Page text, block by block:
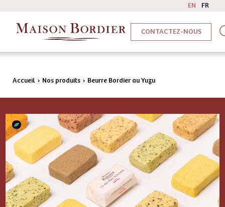
EN FR
CONTACTEZ-NOUS
Accueil › Nos produits › Beurre Bordier au Yuzu